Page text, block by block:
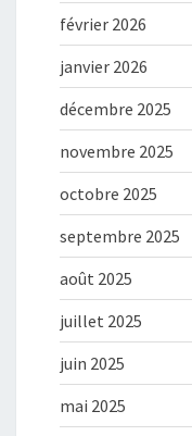
février 2026
janvier 2026
décembre 2025
novembre 2025
octobre 2025
septembre 2025
août 2025
juillet 2025
juin 2025
mai 2025